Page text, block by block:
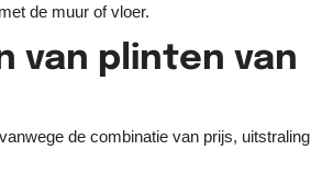
de muur of vloer.
van plinten van
de combinatie van prijs, uitstraling